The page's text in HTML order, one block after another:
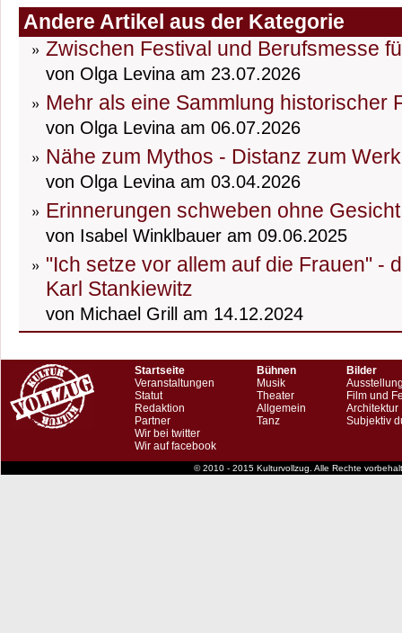
Andere Artikel aus der Kategorie
Zwischen Festival und Berufsmesse
von Olga Levina am 23.07.2026
Mehr als eine Sammlung historischer
von Olga Levina am 06.07.2026
Nähe zum Mythos - Distanz zum Werk
von Olga Levina am 03.04.2026
Erinnerungen schweben ohne Gesicht
von Isabel Winklbauer am 09.06.2025
"Ich setze vor allem auf die Frauen" -
Karl Stankiewitz
von Michael Grill am 14.12.2024
Startseite
Veranstaltungen
Statut
Redaktion
Partner
Wir bei twitter
Wir auf facebook
Bühnen
Musik
Theater
Allgemein
Tanz
Bilder
Film und
Architektur
Subjektiv
© 2010 - 2015 Kulturvollzug. Alle Rechte